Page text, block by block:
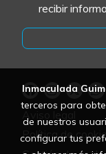
recibir
Aviso legal
Política de
Inmaculada
terceros para
de nuestros
configurar tus